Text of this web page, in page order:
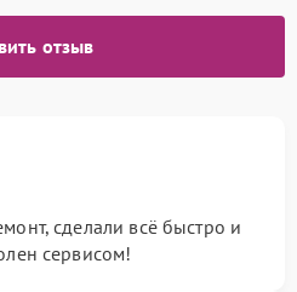
отзыв
сделали всё быстро и
сервисом!